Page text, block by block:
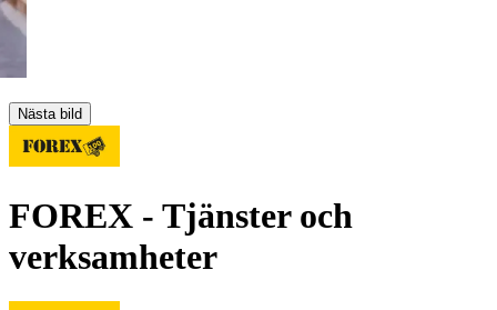
Nästa bild
FOREX - Tjänster och
verksamheter